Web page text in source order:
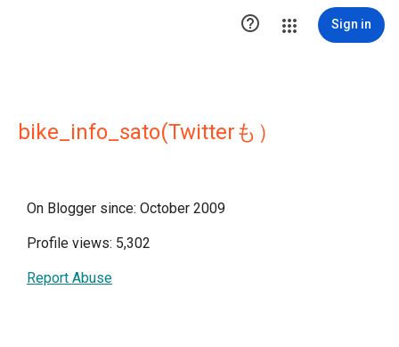
 Sign in
bike_info_sato(Twitterも）
On Blogger since: October 2009
Profile views: 5,302
Report Abuse